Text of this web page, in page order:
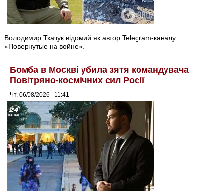
Володимир Ткачук відомий як автор Telegram-каналу
«Повернутые на войне».
Бомба в Москві убила зятя командувача
Повітряно-космічних сил Росії
Чт, 06/08/2026 - 11:41